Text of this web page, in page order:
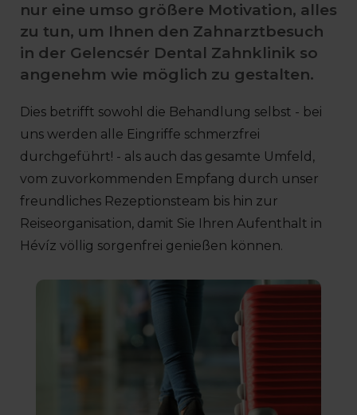
nur eine umso größere Motivation, alles
zu tun, um Ihnen den Zahnarztbesuch
in der Gelencsér Dental Zahnklinik so
angenehm wie möglich zu gestalten.
Dies betrifft sowohl die Behandlung selbst - bei
uns werden alle Eingriffe schmerzfrei
durchgeführt! - als auch das gesamte Umfeld,
vom zuvorkommenden Empfang durch unser
freundliches Rezeptionsteam bis hin zur
Reiseorganisation, damit Sie Ihren Aufenthalt in
Hévíz völlig sorgenfrei genießen können.